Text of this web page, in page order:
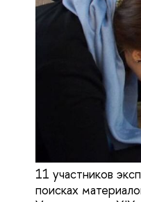
11 участников
поисках